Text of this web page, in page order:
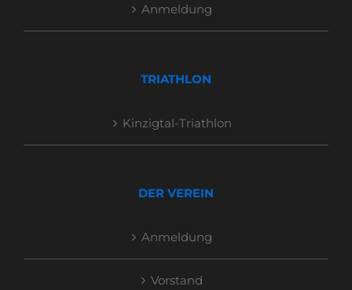
Anmeldung
TRIATHLON
Kinzigtal-Triathlon
DER VEREIN
Anmeldung
Vorstand